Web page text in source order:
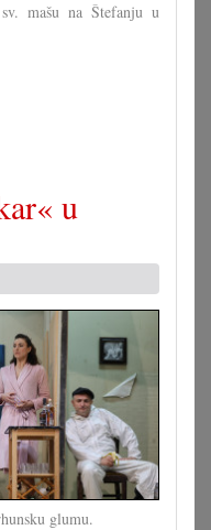
mašu na Štefanju u
u
glumu.